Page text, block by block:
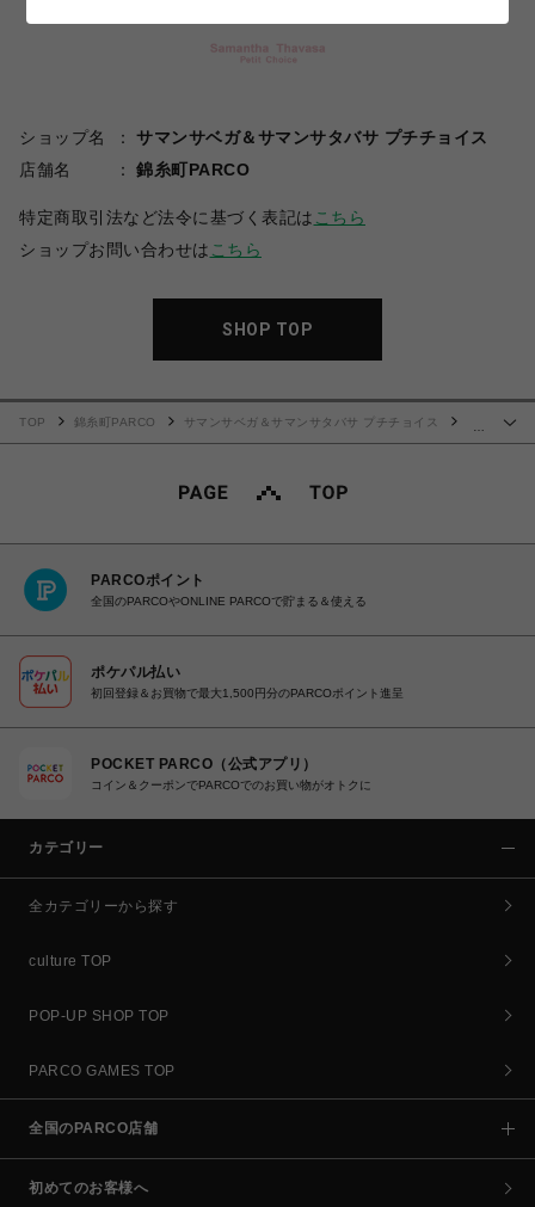
ショップ名
サマンサベガ＆サマンサタバサ プチチョイス
店舗名
錦糸町PARCO
特定商取引法など法令に基づく表記は こちら
ショップお問い合わせは こちら
SHOP TOP
TOP 錦糸町PARCO
サマンサベガ＆サマンサタバサ プチチョイス
PARCOポイント
全国のPARCOやONLINE PARCOで貯まる＆使える
ポケパル払い
初回登録＆お買物で最大1,500円分のPARCOポイント進呈
POCKET PARCO（公式アプリ）
コイン＆クーポンでPARCOでのお買い物がオトクに
カテゴリー
全カテゴリーから探す
culture TOP
POP-UP SHOP TOP
PARCO GAMES TOP
全国のPARCO店舗
初めてのお客様へ